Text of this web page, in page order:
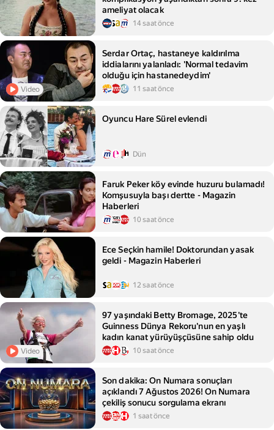
ameliyat olacak
14 saat önce
Video
Serdar Ortaç, hastaneye kaldırılma
iddialarını yalanladı: 'Normal tedavim
olduğu için hastanedeydim'
11 saat önce
Oyuncu Hare Sürel evlendi
Dün
Faruk Peker köy evinde huzuru bulamadı!
Komşusuyla başı dertte - Magazin
Haberleri
10 saat önce
Ece Seçkin hamile! Doktorundan yasak
geldi - Magazin Haberleri
12 saat önce
Video
97 yaşındaki Betty Bromage, 2025'te
Guinness Dünya Rekoru'nun en yaşlı
kadın kanat yürüyüşçüsüne sahip oldu
10 saat önce
Son dakika: On Numara sonuçları
açıklandı 7 Ağustos 2026! On Numara
çekiliş sonucu sorgulama ekranı
1 saat önce